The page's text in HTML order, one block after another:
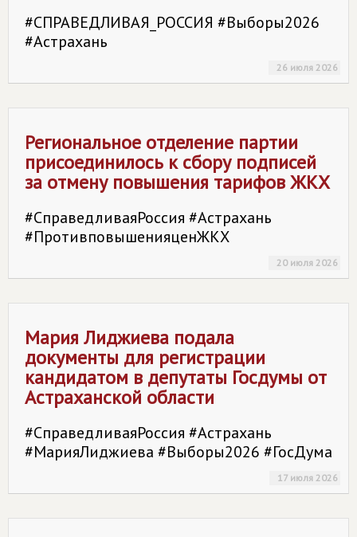
#СПРАВЕДЛИВАЯ_РОССИЯ #Выборы2026
#Астрахань
26 июля 2026
Региональное отделение партии
присоединилось к сбору подписей
за отмену повышения тарифов ЖКХ
#СправедливаяРоссия #Астрахань
#ПротивповышенияценЖКХ
20 июля 2026
Мария Лиджиева подала
документы для регистрации
кандидатом в депутаты Госдумы от
Астраханской области
#СправедливаяРоссия #Астрахань
#МарияЛиджиева #Выборы2026 #ГосДума
17 июля 2026